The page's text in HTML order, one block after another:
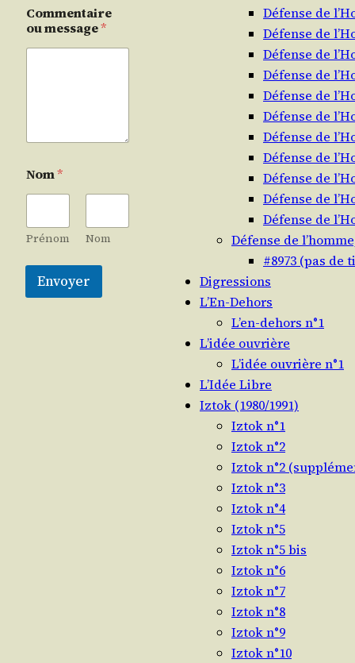
Commentaire
ou message*
Nom*
Prénom Nom
Envoyer
Défense de
Défense de
Défense de
Défense de
Défense de
Défense de
Défense de
Défense de
Défense de
Défense de
Défense de
Défense de
#8973 (pas de
Digressions
L’En-Dehors
L’en-dehors n°1
L’idée ouvrière
L’idée ouvrière n°1
L’Idée Libre
Iztok (1980/​1991)
Iztok n°1
Iztok n°2
Iztok n°2
Iztok n°3
Iztok n°4
Iztok n°5
Iztok n°5 bis
Iztok n°6
Iztok n°7
Iztok n°8
Iztok n°9
Iztok n°10